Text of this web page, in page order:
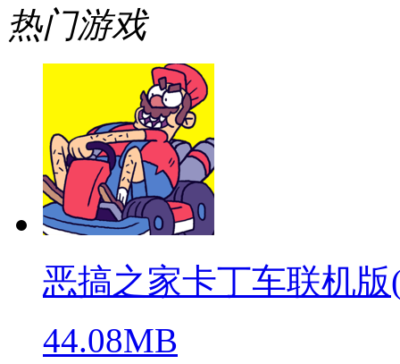
热门游戏
恶搞之家卡丁车联机版
44.08MB